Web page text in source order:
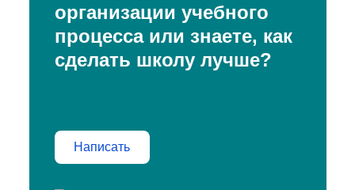
организации учебного
процесса или знаете, как
сделать школу лучше?
Написать